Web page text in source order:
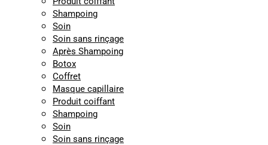
Shampoing
Soin
Soin sans rinçage
Après Shampoing
Botox
Coffret
Masque capillaire
Produit coiffant
Shampoing
Soin
Soin sans rinçage